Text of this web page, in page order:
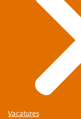
Vacatures